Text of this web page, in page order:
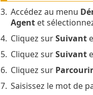
3. Accédez au menu
Agentet
4. Cliquez surSuivant
5. Cliquez surSuivant
6. Cliquez sur Parcourir
7. Saisissez le mot de